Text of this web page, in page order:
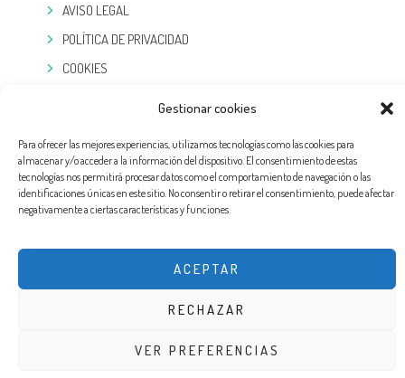
Gestionar cookies
Para ofrecer las mejores experiencias, utilizamos tecnologías como las cookies para
almacenar y/o acceder a la información del dispositivo. El consentimiento de estas
tecnologías nos permitirá procesar datos como el comportamiento de navegación o las
identificaciones únicas en este sitio. No consentir o retirar el consentimiento, puede afectar
negativamente a ciertas características y funciones.
ACEPTAR
RECHAZAR
VER PREFERENCIAS
AVISO LEGAL
POLÍTICA DE PRIVACIDAD
COOKIES